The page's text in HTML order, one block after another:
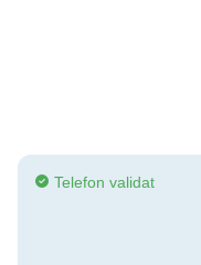
Telefon validat